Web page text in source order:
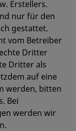
Erstellers.
nur für den
gestattet.
vom Betreiber
Dritter
Dritter als
auf eine
werden, bitten
Bei
werden wir